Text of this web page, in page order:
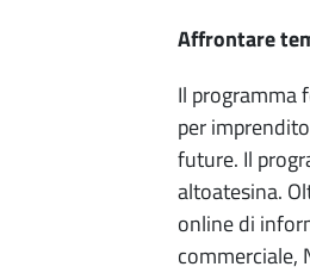
Affrontare
Il programma
per
future. Il
altoatesina.
online di
commerciale,